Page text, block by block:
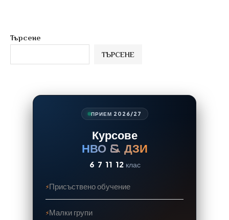
Търсене
ТЪРСЕНЕ
ПРИЕМ 2026/27
Курсове
НВО & ДЗИ
6 7 11 12 клас
Присъствено обучение
Малки групи